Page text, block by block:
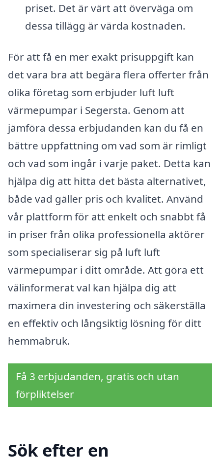
priset. Det är värt att överväga om
dessa tillägg är värda kostnaden.
För att få en mer exakt prisuppgift kan
det vara bra att begära flera offerter från
olika företag som erbjuder luft luft
värmepumpar i Segersta. Genom att
jämföra dessa erbjudanden kan du få en
bättre uppfattning om vad som är rimligt
och vad som ingår i varje paket. Detta kan
hjälpa dig att hitta det bästa alternativet,
både vad gäller pris och kvalitet. Använd
vår plattform för att enkelt och snabbt få
in priser från olika professionella aktörer
som specialiserar sig på luft luft
värmepumpar i ditt område. Att göra ett
välinformerat val kan hjälpa dig att
maximera din investering och säkerställa
en effektiv och långsiktig lösning för ditt
hemmabruk.
Få 3 erbjudanden, gratis och utan
förpliktelser
Sök efter en